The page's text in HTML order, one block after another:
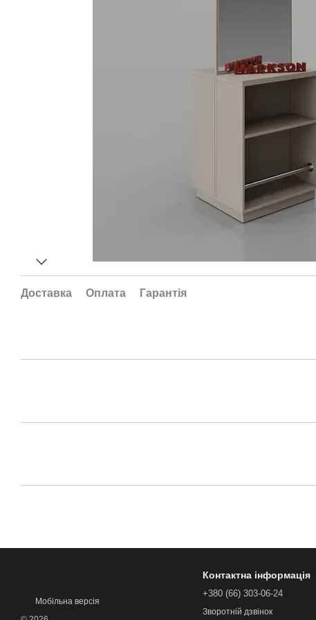
Доставка Оплата Гарантія
Мобільна версія
Контактна інформація
+380 (66) 303-06-24
Зворотній дзвінок